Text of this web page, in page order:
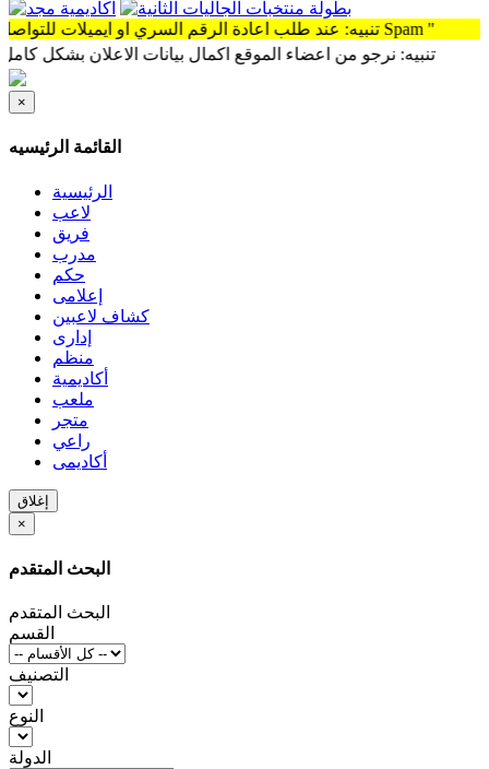
تنبيه: عند طلب اعادة الرقم السري او ايميلات للتواصل سوف توجد الرساله Spam "
تنبيه: نرجو من اعضاء الموقع اكمال بيانات الاعلان بشكل كامل
×
القائمة الرئيسيه
الرئيسية
لاعب
فريق
مدرب
حكم
إعلامى
كشاف لاعبين
إدارى
منظم
أكاديمية
ملعب
متجر
راعي
أكاديمى
إغلاق
×
البحث المتقدم
البحث المتقدم
القسم
التصنيف
النوع
الدولة